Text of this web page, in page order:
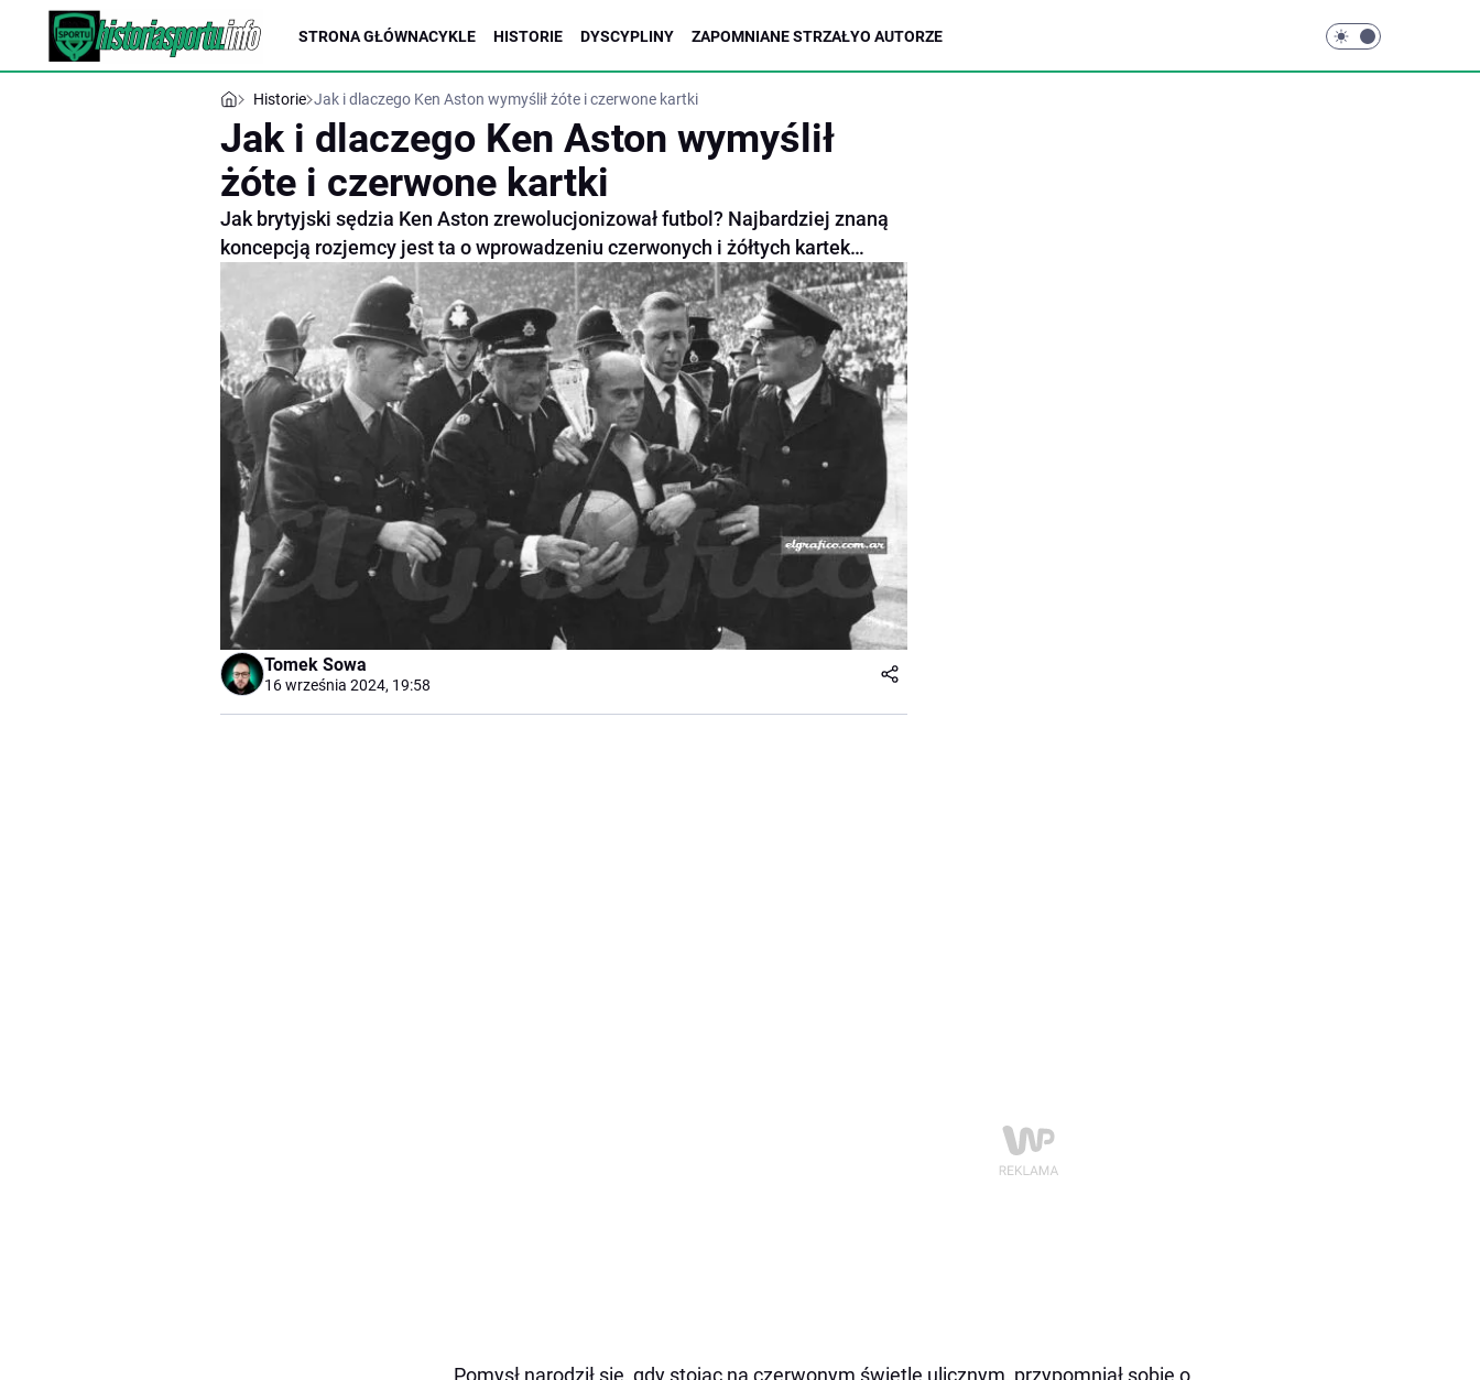
STRONA GŁÓWNACYKLE HISTORIE DYSCYPLINY ZAPOMNIANE STRZAŁYO AUTORZE
Historie Jak i dlaczego Ken Aston wymyślił żóte i czerwone kartki
Jak i dlaczego Ken Aston wymyślił
żóte i czerwone kartki
Jak brytyjski sędzia Ken Aston zrewolucjonizował futbol? Najbardziej znaną
koncepcją rozjemcy jest ta o wprowadzeniu czerwonych i żółtych kartek…
Tomek Sowa
16 września 2024, 19:58
Pomysł narodził się, gdy stojąc na czerwonym świetle ulicznym, przypomniał sobie o